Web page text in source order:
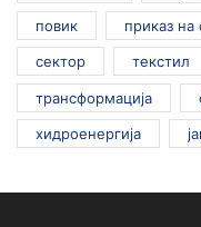
повик приказ на
сектор текстил
трансформација
хидроенергија